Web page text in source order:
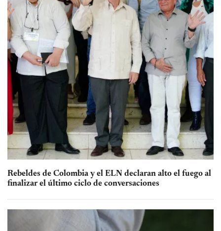
Rebeldes de Colombia y el ELN declaran alto el fuego al
finalizar el último ciclo de conversaciones